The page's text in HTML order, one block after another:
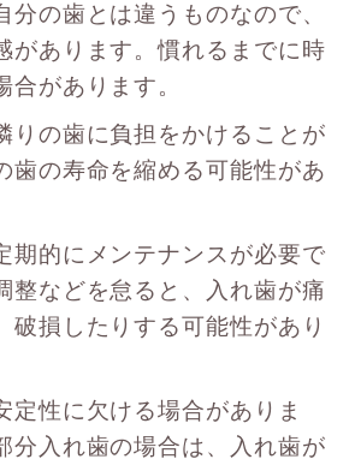
分の歯とは違うものなので、
があります。慣れるまでに時
合があります。
りの歯に負担をかけることが
歯の寿命を縮める可能性があ
期的にメンテナンスが必要で
整などを怠ると、入れ歯が痛
破損したりする可能性があり
定性に欠ける場合がありま
分入れ歯の場合は、入れ歯が